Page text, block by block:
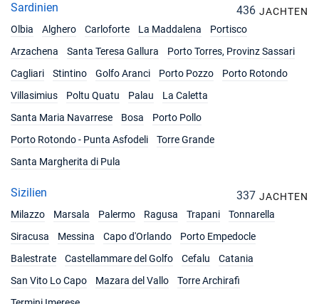
Sardinien 436 JACHTEN
Olbia
Alghero Carloforte La Maddalena
Portisco
Arzachena
Santa Teresa Gallura
Porto Torres, Provinz Sassari
Cagliari
Stintino Golfo Aranci Porto Pozzo
Porto Rotondo
Villasimius
Poltu Quatu Palau
La Caletta
Santa Maria Navarrese
Bosa
Porto Pollo
Porto Rotondo - Punta Asfodeli
Torre Grande
Santa Margherita di Pula
Sizilien 337 JACHTEN
Milazzo
Marsala Palermo Ragusa Trapani
Tonnarella
Siracusa
Messina Capo d'Orlando
Porto Empedocle
Balestrate
Castellammare del Golfo Cefalu
Catania
San Vito Lo Capo
Mazara del Vallo
Torre Archirafi